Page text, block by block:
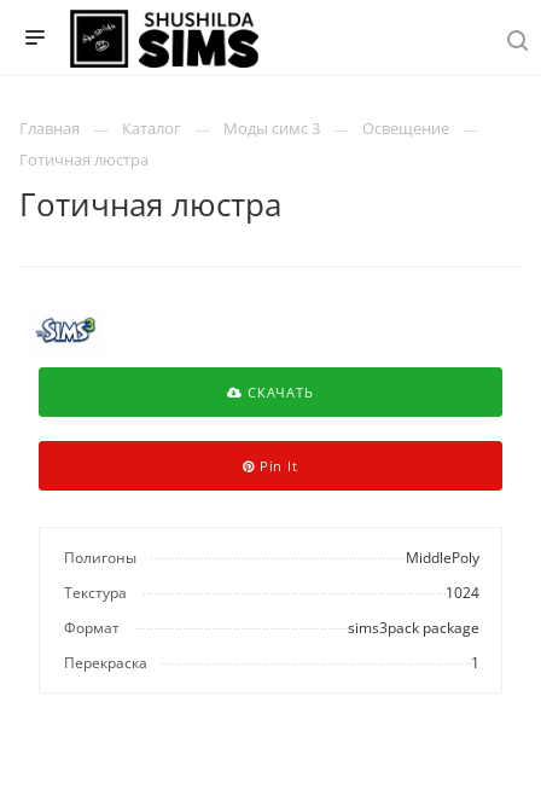
Главная Каталог Моды симс 3
Освещение
Готичная люстра
Готичная люстра
СКАЧАТЬ
Pin It
Полигоны
MiddlePoly
Текстура
1024
Формат
sims3pack package
Перекраска
1